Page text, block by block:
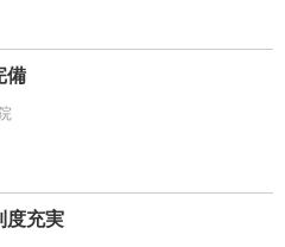
備
度充実